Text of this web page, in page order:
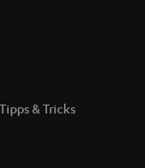
& Tricks